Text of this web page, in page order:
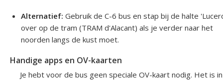
Alternatief: Gebruik de C-6 bus en stap bij de halte
over op de tram (TRAM d'Alacant) als je verder naar het
noorden langs de kust moet.
Handige apps en OV-kaarten
Je hebt voor de bus geen speciale OV-kaart nodig. Het is in